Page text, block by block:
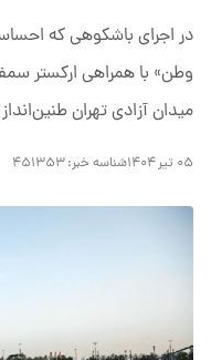
در اجرای باشکوهی که
وطن» با همراهی ارکستر
میدان آزادی تهران
۰۵ تیر ۱۴۰۴ شناسه خبر:۴۵۱۳۵۳